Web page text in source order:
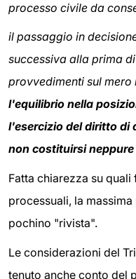
processo civile da
il passaggio in
successiva alla prima
provvedimenti sul mero
l'equilibrio nella
l'esercizio del diritto di
non costituirsi
Fatta chiarezza su
processuali, la
pochino "rivista".
Le considerazioni del
tenuto anche conto del